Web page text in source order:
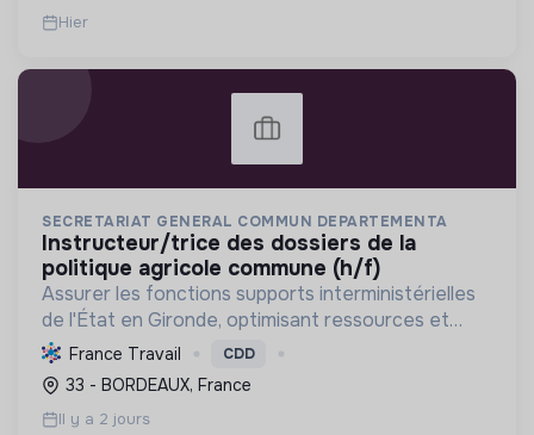
Hier
SECRETARIAT GENERAL COMMUN DEPARTEMENTA
instructeur/trice des dossiers de la
politique agricole commune (h/f)
Assurer les fonctions supports interministérielles
de l'État en Gironde, optimisant ressources et
services, pour une administration efficiente et
engagée dans la transition écologique et le
développem...
France Travail CDD
33 - BORDEAUX, France
Il y a 2 jours